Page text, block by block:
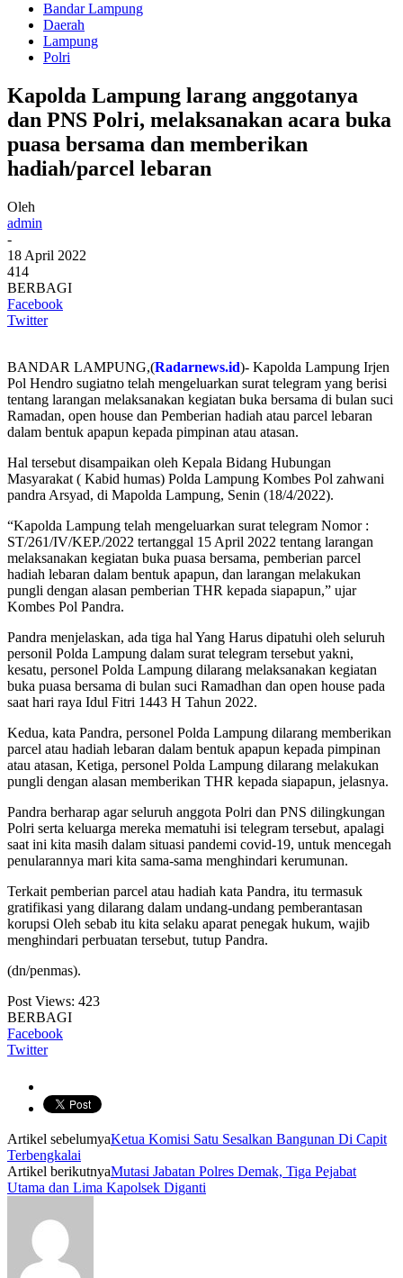
Bandar Lampung
Daerah
Lampung
Polri
Kapolda Lampung larang anggotanya
dan PNS Polri, melaksanakan acara buka
puasa bersama dan memberikan
hadiah/parcel lebaran
Oleh
admin
-
18 April 2022
414
BERBAGI
Facebook
Twitter
BANDAR LAMPUNG,(Radarnews.id)- Kapolda Lampung Irjen
Pol Hendro sugiatno telah mengeluarkan surat telegram yang berisi
tentang larangan melaksanakan kegiatan buka bersama di bulan suci
Ramadan, open house dan Pemberian hadiah atau parcel lebaran
dalam bentuk apapun kepada pimpinan atau atasan.
Hal tersebut disampaikan oleh Kepala Bidang Hubungan
Masyarakat ( Kabid humas) Polda Lampung Kombes Pol zahwani
pandra Arsyad, di Mapolda Lampung, Senin (18/4/2022).
“Kapolda Lampung telah mengeluarkan surat telegram Nomor :
ST/261/IV/KEP./2022 tertanggal 15 April 2022 tentang larangan
melaksanakan kegiatan buka puasa bersama, pemberian parcel
hadiah lebaran dalam bentuk apapun, dan larangan melakukan
pungli dengan alasan pemberian THR kepada siapapun,” ujar
Kombes Pol Pandra.
Pandra menjelaskan, ada tiga hal Yang Harus dipatuhi oleh seluruh
personil Polda Lampung dalam surat telegram tersebut yakni,
kesatu, personel Polda Lampung dilarang melaksanakan kegiatan
buka puasa bersama di bulan suci Ramadhan dan open house pada
saat hari raya Idul Fitri 1443 H Tahun 2022.
Kedua, kata Pandra, personel Polda Lampung dilarang memberikan
parcel atau hadiah lebaran dalam bentuk apapun kepada pimpinan
atau atasan, Ketiga, personel Polda Lampung dilarang melakukan
pungli dengan alasan memberikan THR kepada siapapun, jelasnya.
Pandra berharap agar seluruh anggota Polri dan PNS dilingkungan
Polri serta keluarga mereka mematuhi isi telegram tersebut, apalagi
saat ini kita masih dalam situasi pandemi covid-19, untuk mencegah
penularannya mari kita sama-sama menghindari kerumunan.
Terkait pemberian parcel atau hadiah kata Pandra, itu termasuk
gratifikasi yang dilarang dalam undang-undang pemberantasan
korupsi Oleh sebab itu kita selaku aparat penegak hukum, wajib
menghindari perbuatan tersebut, tutup Pandra.
(dn/penmas).
Post Views: 423
BERBAGI
Facebook
Twitter
Artikel sebelumyaKetua Komisi Satu Sesalkan Bangunan Di Capit
Terbengkalai
Artikel berikutnyaMutasi Jabatan Polres Demak, Tiga Pejabat
Utama dan Lima Kapolsek Diganti